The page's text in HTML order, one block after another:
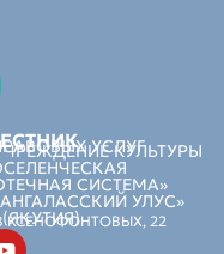
УСЛУГ
КУЛЬТУРЫ
СИСТЕМА»
УЛУС»
КСЕНОФОНТОВЫХ, 22
Youtube